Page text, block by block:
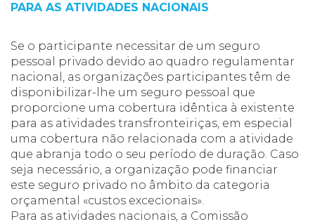
PARA AS ATIVIDADES NACIONAIS
Se o participante necessitar de um seguro
pessoal privado devido ao quadro regulamentar
nacional, as organizações participantes têm de
disponibilizar-lhe um seguro pessoal que
proporcione uma cobertura idêntica à existente
para as atividades transfronteiriças, em especial
uma cobertura não relacionada com a atividade
que abranja todo o seu período de duração. Caso
seja necessário, a organização pode financiar
este seguro privado no âmbito da categoria
orçamental «custos excecionais».
Para as atividades nacionais, a Comissão